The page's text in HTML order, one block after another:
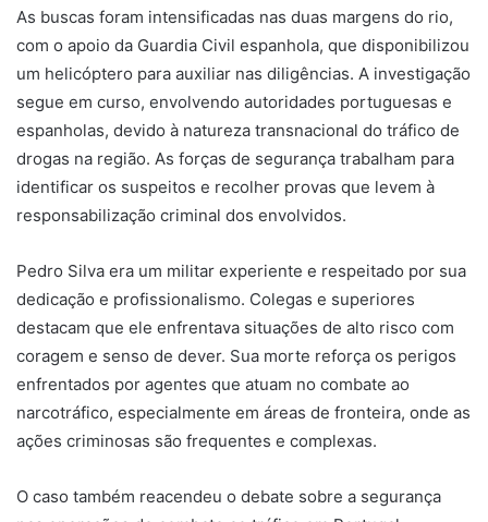
As buscas foram intensificadas nas duas margens do rio,
com o apoio da Guardia Civil espanhola, que disponibilizou
um helicóptero para auxiliar nas diligências. A investigação
segue em curso, envolvendo autoridades portuguesas e
espanholas, devido à natureza transnacional do tráfico de
drogas na região. As forças de segurança trabalham para
identificar os suspeitos e recolher provas que levem à
responsabilização criminal dos envolvidos.
Pedro Silva era um militar experiente e respeitado por sua
dedicação e profissionalismo. Colegas e superiores
destacam que ele enfrentava situações de alto risco com
coragem e senso de dever. Sua morte reforça os perigos
enfrentados por agentes que atuam no combate ao
narcotráfico, especialmente em áreas de fronteira, onde as
ações criminosas são frequentes e complexas.
O caso também reacendeu o debate sobre a segurança